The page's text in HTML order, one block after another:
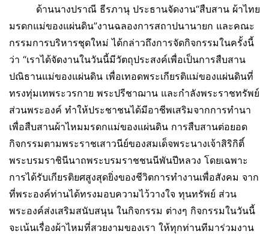
ด้านนางปราณี ธีรภานุ ประธานจัดงาน“สืบสาน ผ้าไทย
มรดกแม่ของแผ่นดิน”งานฉลองการสถาปนานายก และคณะ
กรรมการบริหารชุดใหม่ ได้กล่าวถึงการจัดกิจกรรมในครั้งนี้
ว่า “เราได้จัดงานในวันนี้มีวัตถุประสงค์เพื่อเป็นการสืบสาน
ปณิธานแม่ของแผ่นดิน เพื่อเทอดพระเกียรติแม่ของแผ่นดินที่
ทรงทุ่มเทพระวรกาย พระปรีชาฌาน และกำลังพระราชทรัพย์
ส่วนพระองค์ ทำให้ประชาชนได้มีอาชีพเสริมจากการทำนา
เพื่อสืบสานผ้าไหมมรดกแม่ของแผ่นดิน การสืบสานต่อยอด
กิจกรรมตามพระราชเสาวนีย์ของสมเด็จพระนางเจ้าสิริกิติ์
พระบรมราชินีนาถพระบรมราชชนนีพันปีหลวง โดยเฉพาะ
การได้รับเกียรติยศสูงสุดยิ่งของชีวิตการทำงานเพื่อสังคม จาก
ที่พระองค์ท่านได้ทรงมอบความไว้วางใจ ทุนทรัพย์ ส่วน
พระองค์ส่งเสริมสนับสนุน ในกิจกรรม ต่างๆ กิจกรรมในวันนี้
จะเน้นเรื่องผ้าไหมที่สวยงามของเรา ให้ทุกท่านทีมาร่วมงาน